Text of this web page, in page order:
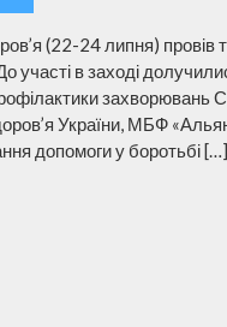
(22-24 липня) провів
участі в заході
України, МБФ
допомоги у боротьбі […]